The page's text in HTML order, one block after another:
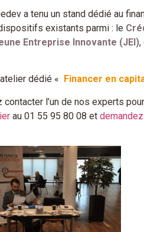
a tenu un stand dédié au
existants parmi : le
Entreprise Innovante (JEI),
dédié « Financer en
l’un de nos experts
au 01 55 95 80 08 et